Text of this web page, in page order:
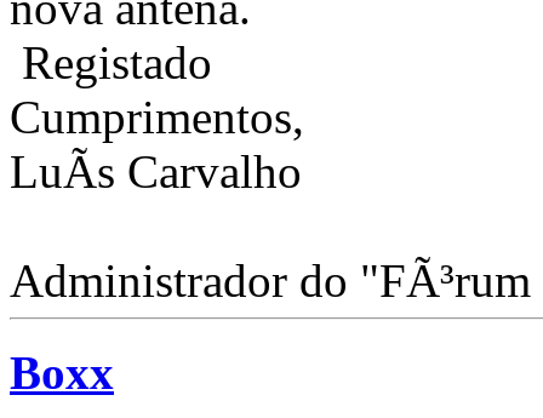
Registado
Cumprimentos,
LuÃ­s Carvalho
Administrador do
Boxx